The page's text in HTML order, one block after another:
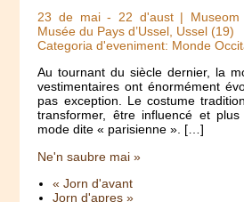
23 de mai- 22 d'aust| Museom
Musée du Pays d’Ussel, Ussel (19)
Categoria d'eveniment: Monde
Au tournant du siècle dernier, la
vestimentaires ont énormément
pas exception. Le costume
transformer, être influencé et
mode dite « parisienne ». […]
Ne'n saubre mai »
« Jorn d'avant
Jorn d'apres »